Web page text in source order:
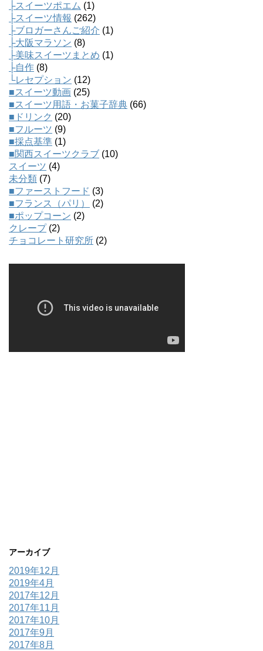
├スイーツポエム (1)
├スイーツ情報 (262)
├ブロガーさんご紹介 (1)
├大阪マラソン (8)
├美味スイーツまとめ (1)
├自作 (8)
└レセプション (12)
■スイーツ動画 (25)
■スイーツ用語・お菓子辞典 (66)
■ドリンク (20)
■フルーツ (9)
■採点基準 (1)
■関西スイーツクラブ (10)
スイーツ (4)
未分類 (7)
■ファーストフード (3)
■フランス（パリ）
(2)
■ポップコーン (2)
クレープ(2)
チョコレート研究所 (2)
アーカイブ
2019年12月
2019年4月
2017年12月
2017年11月
2017年10月
2017年9月
2017年8月